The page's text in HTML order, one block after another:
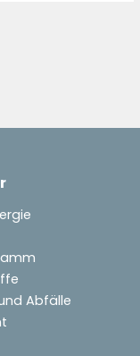
Abfälle